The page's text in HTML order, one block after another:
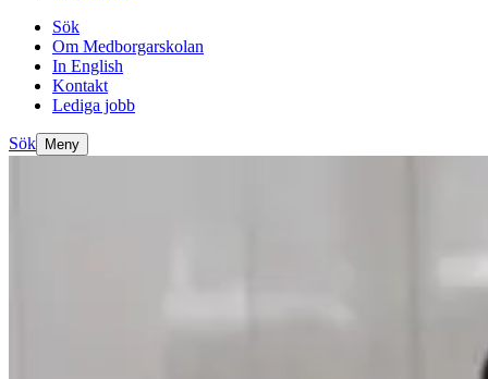
Sök
Om Medborgarskolan
In English
Kontakt
Lediga jobb
Sök Meny